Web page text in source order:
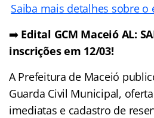
Saiba mais detalhes sobre o
➡️ Edital GCM Maceió AL:
inscrições em 12/03!
A Prefeitura de Maceió
Guarda Civil Municipal,
imediatas e cadastro de